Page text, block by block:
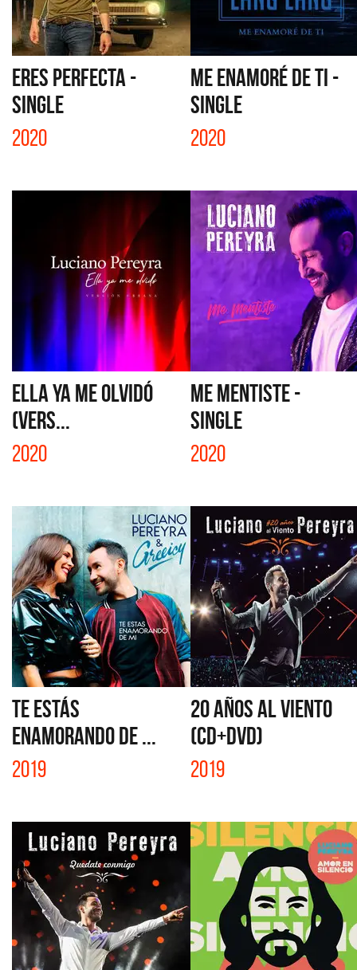
ERES PERFECTA -
SINGLE
2020
ME ENAMORÉ DE TI -
SINGLE
2020
ELLA YA ME OLVIDÓ
(VERS...
2020
ME MENTISTE -
SINGLE
2020
TE ESTÁS
ENAMORANDO DE ...
2019
20 AÑOS AL VIENTO
(CD+DVD)
2019